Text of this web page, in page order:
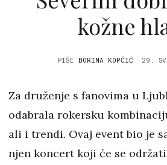
kožne
PIŠE BORINA KOPČIĆ 29.
Za druženje s fanovima u
odabrala rokersku
ali i trendi. Ovaj event bio je
njen koncert koji će se